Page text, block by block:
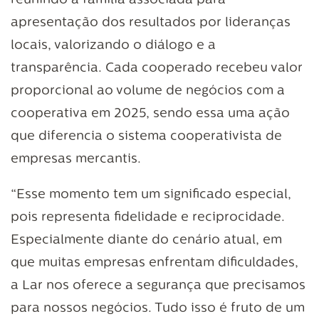
apresentação dos resultados por lideranças
locais, valorizando o diálogo e a
transparência. Cada cooperado recebeu valor
proporcional ao volume de negócios com a
cooperativa em 2025, sendo essa uma ação
que diferencia o sistema cooperativista de
empresas mercantis.
“Esse momento tem um significado especial,
pois representa fidelidade e reciprocidade.
Especialmente diante do cenário atual, em
que muitas empresas enfrentam dificuldades,
a Lar nos oferece a segurança que precisamos
para nossos negócios. Tudo isso é fruto de um